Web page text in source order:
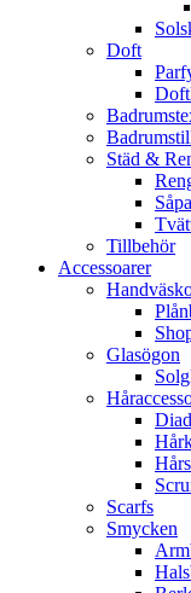
Doft
Städ &
Såpa
Tillbehör
Accessoarer
Glasögon
Scarfs
Smycken